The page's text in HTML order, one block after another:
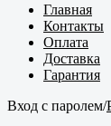
Главная
Контакты
Оплата
Доставка
Гарантия
Вход с паролем/